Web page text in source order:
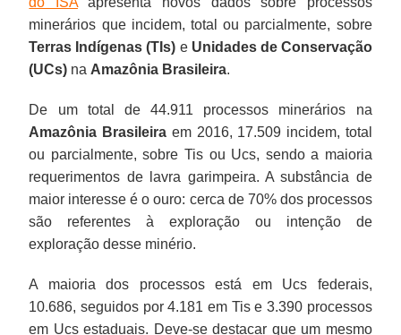
minerários que incidem, total ou parcialmente, sobre
Terras Indígenas (TIs) e Unidades de Conservação
(UCs) na Amazônia Brasileira.
De um total de 44.911 processos minerários na
Amazônia Brasileira em 2016, 17.509 incidem, total
ou parcialmente, sobre Tis ou Ucs, sendo a maioria
requerimentos de lavra garimpeira. A substância de
maior interesse é o ouro: cerca de 70% dos processos
são referentes à exploração ou intenção de
exploração desse minério.
A maioria dos processos está em Ucs federais,
10.686, seguidos por 4.181 em Tis e 3.390 processos
em Ucs estaduais. Deve-se destacar que um mesmo